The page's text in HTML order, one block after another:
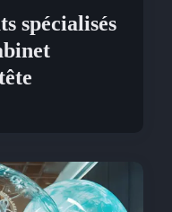
spécialisés